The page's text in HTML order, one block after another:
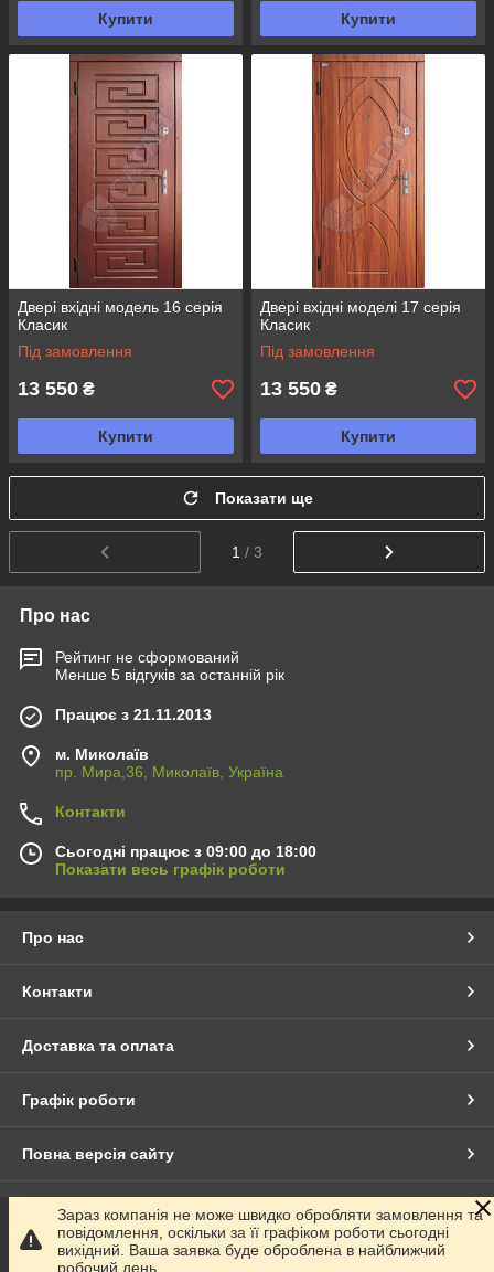
Купити Купити
Двері вхідні модель 16 серія
Класик
Під замовлення
13 550 ₴
Купити
Двері вхідні моделі 17 серія
Класик
Під замовлення
13 550 ₴
Купити
Показати ще
1 / 3
Про нас
Рейтинг не сформований
Менше 5 відгуків за останній рік
Працює з 21.11.2013
м. Миколаїв
пр. Мира,36, Миколаїв, Україна
Контакти
Сьогодні працює з 09:00 до 18:00
Показати весь графік роботи
Про нас
Контакти
Доставка та оплата
Графік роботи
Повна версія сайту
Сайт створено на маркетплейсі Prom.ua
Політика конфіденційності
Зараз компанія не може швидко обробляти замовлення та
повідомлення, оскільки за її графіком роботи сьогодні
вихідний. Ваша заявка буде оброблена в найближчий
робочий день.